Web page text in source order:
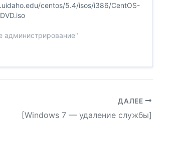
centos/5.4/isos/i386/CentOS-
администрирование"
ДАЛЕЕ
[Windows 7 — удаление службы]